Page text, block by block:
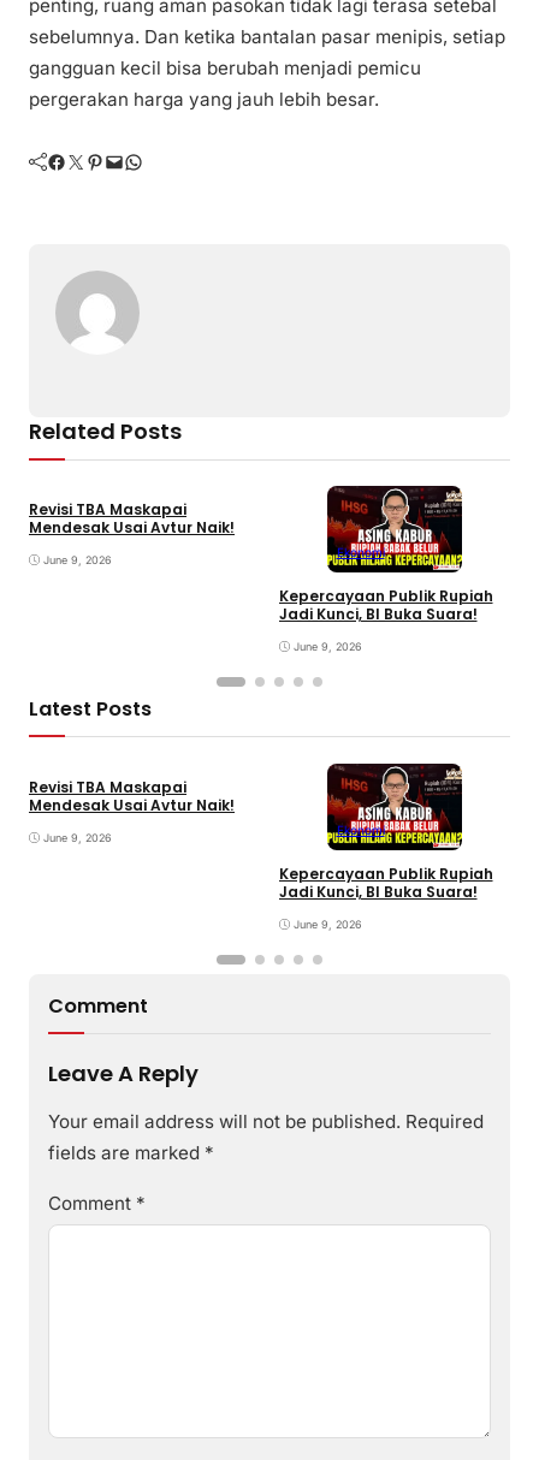
penting, ruang aman pasokan tidak lagi terasa setebal
sebelumnya. Dan ketika bantalan pasar menipis, setiap
gangguan kecil bisa berubah menjadi pemicu
pergerakan harga yang jauh lebih besar.
Facebook Twitter Pinterest Mail WhatsApp
Related Posts
Revisi TBA Maskapai
Mendesak Usai Avtur Naik!
June 9, 2026
Ekonomi
Kepercayaan Publik Rupiah
Jadi Kunci, BI Buka Suara!
June 9, 2026
Latest Posts
Revisi TBA Maskapai
Mendesak Usai Avtur Naik!
June 9, 2026
Ekonomi
Kepercayaan Publik Rupiah
Jadi Kunci, BI Buka Suara!
June 9, 2026
Comment
Leave A Reply
Your email address will not be published. Required
fields are marked *
Comment *